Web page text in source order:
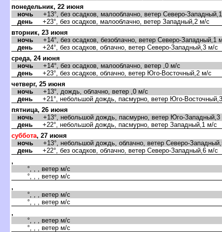
понедельник, 22 июня
ночь +13°, без осадков, малооблачно, ветер Северо-
день +23°, без осадков, малооблачно, ветер Западный,2 м/с
торник, 23 июня
ночь +14°, без осадков, безоблачно, ветер Северо-Западный,1
день +24°, без осадков, облачно, ветер Северо-Западный,3 м/с
среда, 24 июня
ночь +14°, без осадков, малооблачно, ветер ,0 м/с
день +23°, без осадков, облачно, ветер Юго-Восточный,2 м/с
четверг, 25 июня
ночь +13°, дождь, облачно, ветер ,0 м/с
день +21°, небольшой дождь, пасмурно, ветер Юго-
пятница, 26 июня
ночь +13°, небольшой дождь, пасмурно, ветер Юго-Западный,3
день +22°, небольшой дождь, пасмурно, ветер Западный,1 м/с
суббота, 27 июня
ночь +13°, небольшой дождь, облачно, ветер Северо-
день +22°, без осадков, облачно, ветер Северо-Западный,6 м/с
,
°, , , ветер м/с
°, , , ветер м/с
,
°, , , ветер м/с
°, , , ветер м/с
,
°, , , ветер м/с
°, , , ветер м/с